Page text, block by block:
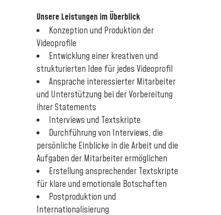
Unsere Leistungen im Überblick
Konzeption und Produktion der
Videoprofile
Entwicklung einer kreativen und
strukturierten Idee für jedes Videoprofil
Ansprache interessierter Mitarbeiter
und Unterstützung bei der Vorbereitung
ihrer Statements
Interviews und Textskripte
Durchführung von Interviews, die
persönliche Einblicke in die Arbeit und die
Aufgaben der Mitarbeiter ermöglichen
Erstellung ansprechender Textskripte
für klare und emotionale Botschaften
Postproduktion und
Internationalisierung